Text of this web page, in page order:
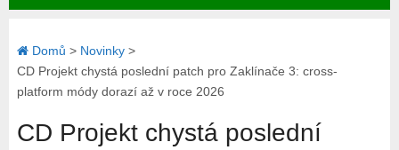
Domů > Novinky>
CD Projekt chystá poslední patch pro Zaklínače 3: cross-
platform módy dorazí až v roce 2026
CD Projekt chystá poslední